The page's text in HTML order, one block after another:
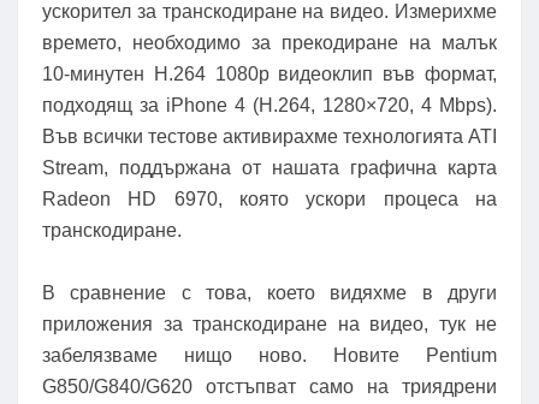
ускорител за транскодиране на видео. Измерихме
времето, необходимо за прекодиране на малък
10-минутен H.264 1080p видеоклип във формат,
подходящ за iPhone 4 (H.264, 1280×720, 4 Mbps).
Във всички тестове активирахме технологията ATI
Stream, поддържана от нашата графична карта
Radeon HD 6970, която ускори процеса на
транскодиране.
В сравнение с това, което видяхме в други
приложения за транскодиране на видео, тук не
забелязваме нищо ново. Новите Pentium
G850/G840/G620 отстъпват само на триядрени